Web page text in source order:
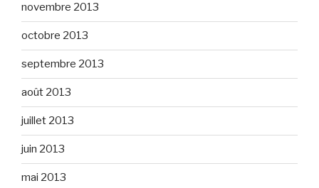
novembre 2013
octobre 2013
septembre 2013
août 2013
juillet 2013
juin 2013
mai 2013